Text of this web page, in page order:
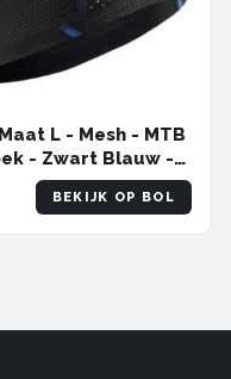
L - Mesh - MTB
- Zwart Blauw -
Pad Shockproof
BEKIJK OP BOL